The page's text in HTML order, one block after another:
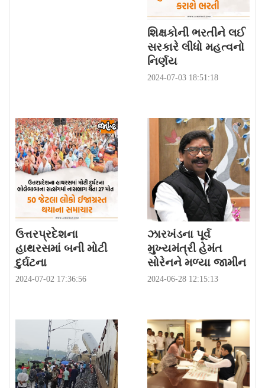
શિક્ષકોની ભરતીને લઈ
સરકારે લીધો મહત્વનો
નિર્ણય
2024-07-03 18:51:18
ઉત્તરપ્રદેશના
હાથરસમાં બની મોટી
દુર્ઘટના
2024-07-02 17:36:56
ઝારખંડના પૂર્વ
મુખ્યમંત્રી હેમંત
સોરેનને મળ્યા જામીન
2024-06-28 12:15:13